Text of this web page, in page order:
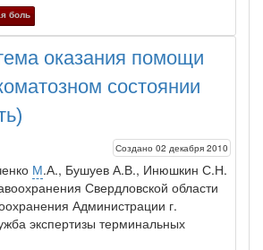
боль
оказания помощи
состоянии
Создано 02 декабря 2010
М.А., Бушуев А.В., Инюшкин С.Н.
Свердловской области
Администрации г.
экспертизы терминальных